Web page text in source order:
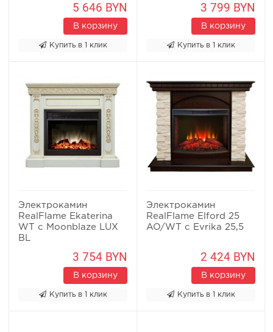
5 646 BYN
В корзину
Купить в 1 клик
3 799 BYN
В корзину
Купить в 1 клик
Электрокамин
RealFlame Ekaterina
WT с Moonblaze LUX
BL
3 754 BYN
В корзину
Купить в 1 клик
Электрокамин
RealFlame Elford 25
AO/WT с Evrika 25,5
2 424 BYN
В корзину
Купить в 1 клик